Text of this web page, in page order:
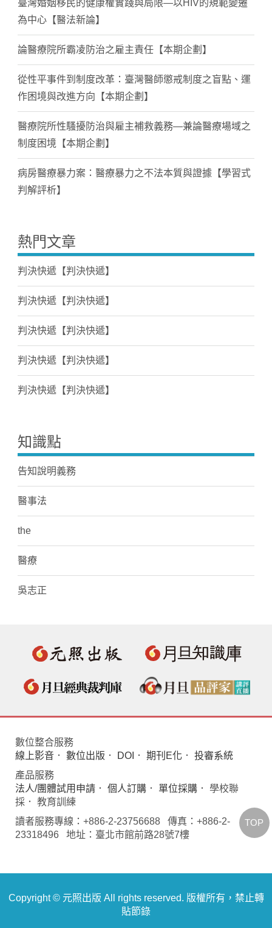
臺灣婚姻移民的健康權實踐與局限—以HIV的規範變遷
為中心【醫法新論】
論醫療院所霸凌防治之雇主責任【本期企劃】
從性平事件到制度改革：臺灣醫師懲戒制度之盲點、運
作困境與改進方向【本期企劃】
醫療院所性騷擾防治與雇主補救義務—兼論醫療場域之
制度困境【本期企劃】
病房醫療暴力案：醫療暴力之不法本質與證據【學習式
判解評析】
熱門文章
判決快遞【判決快遞】
判決快遞【判決快遞】
判決快遞【判決快遞】
判決快遞【判決快遞】
判決快遞【判決快遞】
知識點
告知說明義務
醫事法
the
醫療
吳志正
數位整合服務
線上影音 ． 數位出版 ． DOI ． 期刊E化 ． 投審系統
產品服務
法人/團體試用申請 ． 個人訂購 ． 單位採購 ． 學校聯
採． 教育訓練
讀者服務專線：+886-2-23756688 傳真：+886-2-
23318496 地址：臺北市館前路28號7樓
Copyright © 元照出版 All rights reserved. 版權所有，禁止轉
貼節錄
TOP